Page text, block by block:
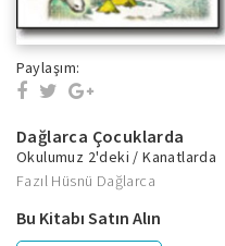
Paylaşım:
Dağlarca Çocuklarda
Okulumuz 2'deki / Kanatlarda
Fazıl Hüsnü Dağlarca
Bu Kitabı Satın Alın